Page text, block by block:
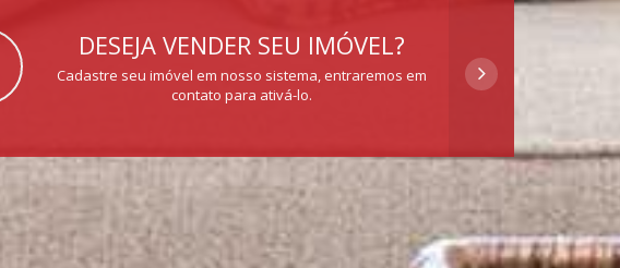
DESEJA VENDER SEU IMÓVEL?
Cadastre seu imóvel em nosso sistema, entraremos em
contato para ativá-lo.